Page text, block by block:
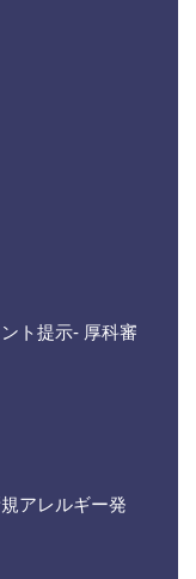
ト提示- 厚科審
アレルギー発